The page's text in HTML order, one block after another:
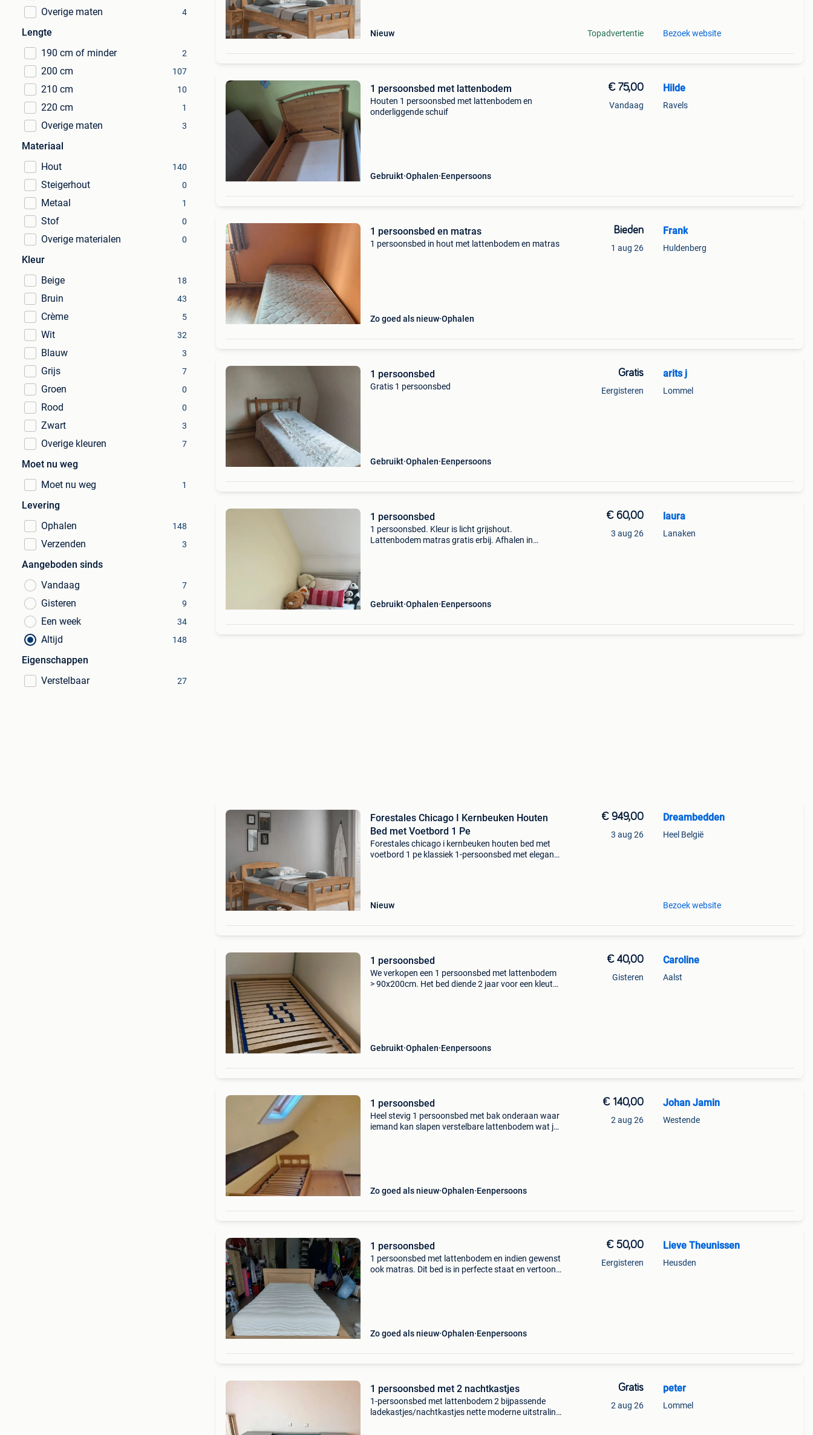
Overige maten 4
Lengte
190 cm of minder
2
200 cm 107
210 cm 10
220 cm 1
Overige maten 3
Materiaal
Hout
140
Steigerhout 0
Metaal 1
Stof 0
Overige materialen 0
Kleur
Beige
18
Bruin 43
Crème 5
Wit 32
Blauw 3
Grijs 7
Groen 0
Rood 0
Zwart 3
Overige kleuren 7
Moet nu weg
Moet nu weg
1
Levering
Ophalen
148
Verzenden 3
Aangeboden sinds
Vandaag
7
Gisteren 9
Een week 34
Altijd 148
Eigenschappen
Verstelbaar
27
Nieuw
Topadvertentie Bezoek website
1 persoonsbed met lattenbodem
Houten 1 persoonsbed met lattenbodem en
onderliggende schuif
Gebruikt Ophalen Eenpersoons
€ 75,00
Vandaag
Hilde
Ravels
1 persoonsbed en matras
1 persoonsbed in hout met lattenbodem en matras
Zo goed als nieuw Ophalen
Bieden
1 aug 26
Frank
Huldenberg
1 persoonsbed
Gratis 1 persoonsbed
Gebruikt Ophalen Eenpersoons
Gratis
Eergisteren
arits j
Lommel
1 persoonsbed
1 persoonsbed. Kleur is licht grijshout.
Lattenbodem matras gratis erbij. Afhalen in
Gebruikt Ophalen Eenpersoons
€ 60,00
3 aug 26
laura
Lanaken
Forestales Chicago I Kernbeuken Houten
Bed met Voetbord 1 Pe
Forestales chicago i kernbeuken houten bed met
voetbord 1 pe klassiek 1-persoonsbed met elegant
Nieuw
€ 949,00
3 aug 26
Dreambedden
Heel België
Bezoek website
1 persoonsbed
We verkopen een 1 persoonsbed met lattenbodem
> 90x200cm. Het bed diende 2 jaar voor een kleuter
Gebruikt Ophalen Eenpersoons
€ 40,00
Gisteren
Caroline
Aalst
1 persoonsbed
Heel stevig 1 persoonsbed met bak onderaan waar
iemand kan slapen verstelbare lattenbodem wat je
Zo goed als nieuw Ophalen Eenpersoons
€ 140,00
2 aug 26
Johan Jamin
Westende
1 persoonsbed
1 persoonsbed met lattenbodem en indien gewenst
ook matras. Dit bed is in perfecte staat en vertoont
Zo goed als nieuw Ophalen Eenpersoons
€ 50,00
Eergisteren
Lieve Theunissen
Heusden
1 persoonsbed met 2 nachtkastjes
1-persoonsbed met lattenbodem 2 bijpassende
ladekastjes/nachtkastjes nette moderne uitstraling
Gratis
2 aug 26
peter
Lommel